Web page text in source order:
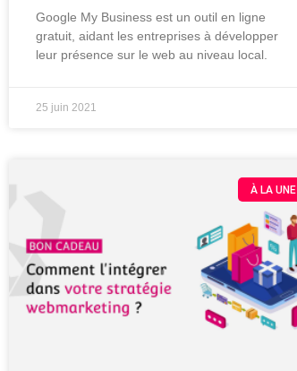
Google My Business est un outil en ligne
gratuit, aidant les entreprises à développer
leur présence sur le web au niveau local.
25 juin 2021
À LA UNE